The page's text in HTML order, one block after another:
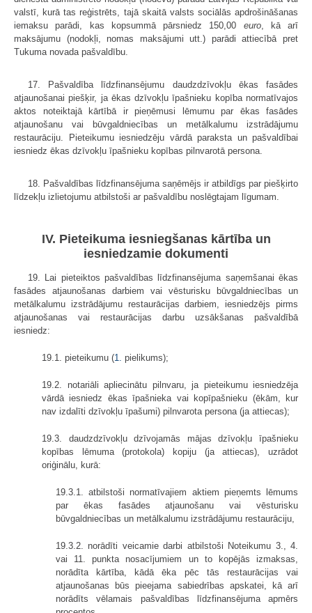
valstī, kurā tas reģistrēts, tajā skaitā valsts sociālās apdrošināšanas
iemaksu parādi, kas kopsummā pārsniedz 150,00 euro, kā arī
maksājumu (nodokļi, nomas maksājumi utt.) parādi attiecībā pret
Tukuma novada pašvaldību.
17. Pašvaldība līdzfinansējumu daudzdzīvokļu ēkas fasādes
atjaunošanai piešķir, ja ēkas dzīvokļu īpašnieku kopība normatīvajos
aktos noteiktajā kārtībā ir pieņēmusi lēmumu par ēkas fasādes
atjaunošanu vai būvgaldniecības un metālkalumu izstrādājumu
restaurāciju. Pieteikumu iesniedzēju vārdā paraksta un pašvaldībai
iesniedz ēkas dzīvokļu īpašnieku kopības pilnvarotā persona.
18. Pašvaldības līdzfinansējuma saņēmējs ir atbildīgs par piešķirto
līdzekļu izlietojumu atbilstoši ar pašvaldību noslēgtajam līgumam.
IV. Pieteikuma iesniegšanas kārtība un
iesniedzamie dokumenti
19. Lai pieteiktos pašvaldības līdzfinansējuma saņemšanai ēkas
fasādes atjaunošanas darbiem vai vēsturisku būvgaldniecības un
metālkalumu izstrādājumu restaurācijas darbiem, iesniedzējs pirms
atjaunošanas vai restaurācijas darbu uzsākšanas pašvaldībā
iesniedz:
19.1. pieteikumu (1. pielikums);
19.2. notariāli apliecinātu pilnvaru, ja pieteikumu iesniedzēja
vārdā iesniedz ēkas īpašnieka vai kopīpašnieku (ēkām, kur
nav izdalīti dzīvokļu īpašumi) pilnvarota persona (ja attiecas);
19.3. daudzdzīvokļu dzīvojamās mājas dzīvokļu īpašnieku
kopības lēmuma (protokola) kopiju (ja attiecas), uzrādot
oriģinālu, kurā:
19.3.1. atbilstoši normatīvajiem aktiem pieņemts lēmums
par ēkas fasādes atjaunošanu vai vēsturisku
būvgaldniecības un metālkalumu izstrādājumu restaurāciju,
19.3.2. norādīti veicamie darbi atbilstoši Noteikumu 3., 4.
vai 11. punkta nosacījumiem un to kopējās izmaksas,
norādīta kārtība, kādā ēka pēc tās restaurācijas vai
atjaunošanas būs pieejama sabiedrības apskatei, kā arī
norādīts vēlamais pašvaldības līdzfinansējuma apmērs